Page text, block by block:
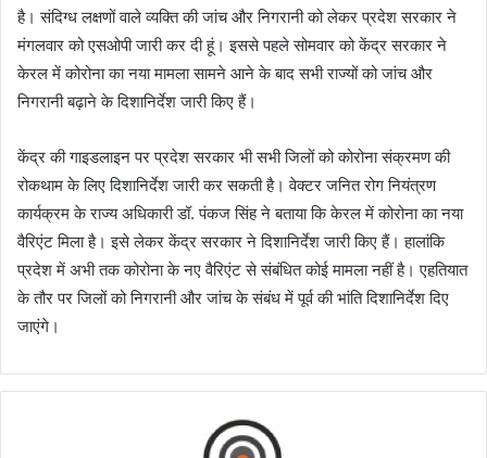
है। संदिग्ध लक्षणों वाले व्यक्ति की जांच और निगरानी को लेकर प्रदेश सरकार ने
मंगलवार को एसओपी जारी कर दी हूं। इससे पहले सोमवार को केंद्र सरकार ने
केरल में कोरोना का नया मामला सामने आने के बाद सभी राज्यों को जांच और
निगरानी बढ़ाने के दिशानिर्देश जारी किए हैं।
केंद्र की गाइडलाइन पर प्रदेश सरकार भी सभी जिलों को कोरोना संक्रमण की
रोकथाम के लिए दिशानिर्देश जारी कर सकती है। वेक्टर जनित रोग नियंत्रण
कार्यक्रम के राज्य अधिकारी डॉ. पंकज सिंह ने बताया कि केरल में कोरोना का नया
वैरिएंट मिला है। इसे लेकर केंद्र सरकार ने दिशानिर्देश जारी किए हैं। हालांकि
प्रदेश में अभी तक कोरोना के नए वैरिएंट से संबंधित कोई मामला नहीं है। एहतियात
के तौर पर जिलों को निगरानी और जांच के संबंध में पूर्व की भांति दिशानिर्देश दिए
जाएंगे।